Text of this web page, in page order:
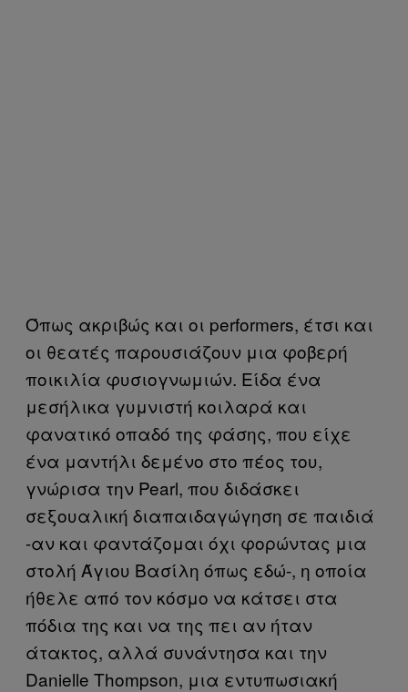
Όπως ακριβώς και οι performers, έτσι και
οι θεατές παρουσιάζουν μια φοβερή
ποικιλία φυσιογνωμιών. Είδα ένα
μεσήλικα γυμνιστή κοιλαρά και
φανατικό οπαδό της φάσης, που είχε
ένα μαντήλι δεμένο στο πέος του,
γνώρισα την Pearl, που διδάσκει
σεξουαλική διαπαιδαγώγηση σε παιδιά
-αν και φαντάζομαι όχι φορώντας μια
στολή Άγιου Βασίλη όπως εδώ-, η οποία
ήθελε από τον κόσμο να κάτσει στα
πόδια της και να της πει αν ήταν
άτακτος, αλλά συνάντησα και την
Danielle Thompson, μια εντυπωσιακή